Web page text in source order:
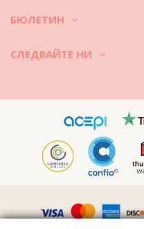
Vimeo ID: 315847482
БЮЛЕТИН
СЛЕДВАЙТЕ НИ